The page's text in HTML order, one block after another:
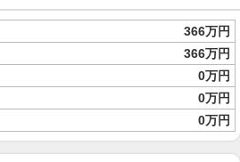
366万円
366万円
0万円
0万円
0万円